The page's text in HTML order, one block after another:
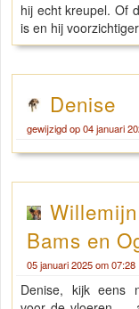
hij echt kreupel. Of
is en hij
Denise
gewijzigd op 04 januari
Bams en
05 januari 2025 om 07:28
Denise, kijk eens